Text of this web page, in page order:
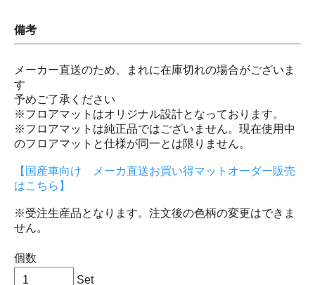
備考
メーカー直送のため、まれに在庫切れの場合がございま
す
予めご了承ください
※フロアマットはオリジナル設計となっております。
※フロアマットは純正品ではございません。現在使用中
のフロアマットと仕様が同一とは限りません。
【国産車向け メーカ直送お買い得マットオーダー販売
はこちら】
※受注生産品となります。注文後の色柄の変更はできま
せん。
個数
Set